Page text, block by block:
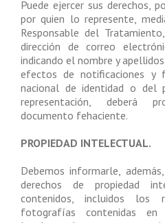
Puede ejercer sus derechos,
por quien lo represente,
Responsable del
dirección de correo
indicando el nombre y
efectos de notificaciones y
nacional de identidad o del
representación, deberá
documento fehaciente.
PROPIEDAD INTELECTUAL.
Debemos informarle,
derechos de propiedad
contenidos, incluidos los
fotografías contenidas